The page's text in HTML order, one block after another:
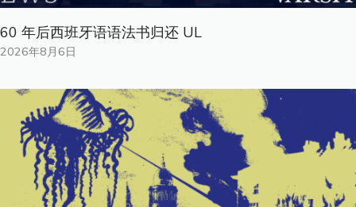
60 年后西班牙语语法书归还 UL
2026年8月6日